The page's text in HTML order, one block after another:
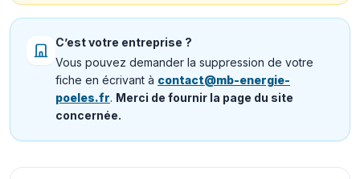
C’est votre entreprise ?
Vous pouvez demander la suppression de votre
fiche en écrivant à contact@mb-energie-
poeles.fr. Merci de fournir la page du site
concernée.